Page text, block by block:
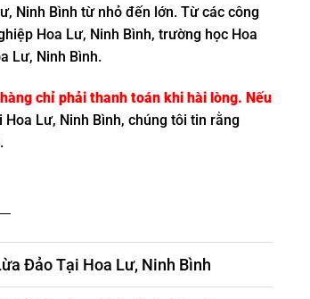
Ninh Bình từ nhỏ đến lớn. Từ các công
Hoa Lư, Ninh Bình, trường học Hoa
Lư, Ninh Bình.
hàng chỉ phải thanh toán khi hài lòng. Nếu
Hoa Lư, Ninh Bình, chúng tôi tin rằng
Đảo Tại Hoa Lư, Ninh Bình